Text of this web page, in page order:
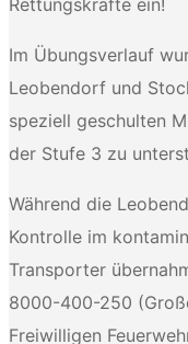
Im Übungsverlauf
Leobendorf und
speziell geschulten
der Stufe 3 zu
Während die
Kontrolle im
Transporter
8000-400-250
Freiwilligen